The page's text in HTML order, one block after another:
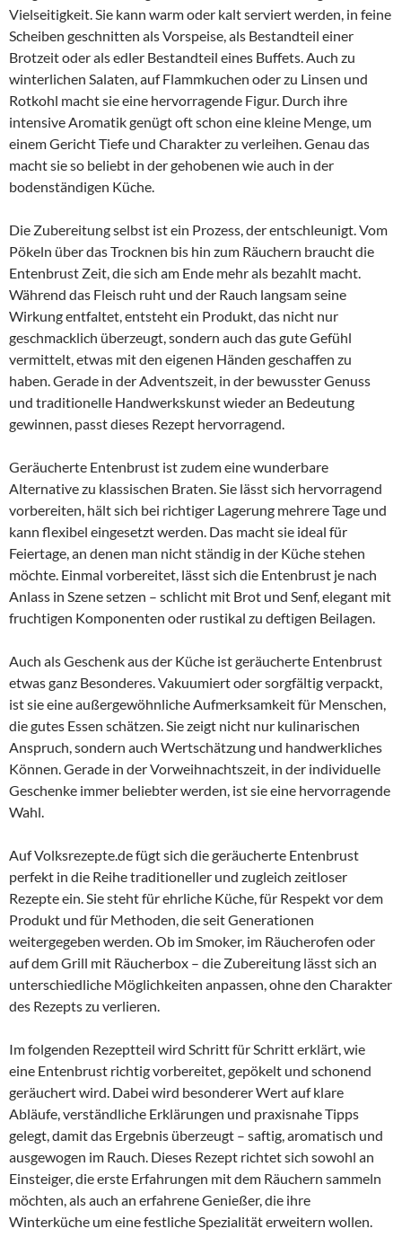
Vielseitigkeit. Sie kann warm oder kalt serviert werden, in feine
Scheiben geschnitten als Vorspeise, als Bestandteil einer
Brotzeit oder als edler Bestandteil eines Buffets. Auch zu
winterlichen Salaten, auf Flammkuchen oder zu Linsen und
Rotkohl macht sie eine hervorragende Figur. Durch ihre
intensive Aromatik genügt oft schon eine kleine Menge, um
einem Gericht Tiefe und Charakter zu verleihen. Genau das
macht sie so beliebt in der gehobenen wie auch in der
bodenständigen Küche.
Die Zubereitung selbst ist ein Prozess, der entschleunigt. Vom
Pökeln über das Trocknen bis hin zum Räuchern braucht die
Entenbrust Zeit, die sich am Ende mehr als bezahlt macht.
Während das Fleisch ruht und der Rauch langsam seine
Wirkung entfaltet, entsteht ein Produkt, das nicht nur
geschmacklich überzeugt, sondern auch das gute Gefühl
vermittelt, etwas mit den eigenen Händen geschaffen zu
haben. Gerade in der Adventszeit, in der bewusster Genuss
und traditionelle Handwerkskunst wieder an Bedeutung
gewinnen, passt dieses Rezept hervorragend.
Geräucherte Entenbrust ist zudem eine wunderbare
Alternative zu klassischen Braten. Sie lässt sich hervorragend
vorbereiten, hält sich bei richtiger Lagerung mehrere Tage und
kann flexibel eingesetzt werden. Das macht sie ideal für
Feiertage, an denen man nicht ständig in der Küche stehen
möchte. Einmal vorbereitet, lässt sich die Entenbrust je nach
Anlass in Szene setzen – schlicht mit Brot und Senf, elegant mit
fruchtigen Komponenten oder rustikal zu deftigen Beilagen.
Auch als Geschenk aus der Küche ist geräucherte Entenbrust
etwas ganz Besonderes. Vakuumiert oder sorgfältig verpackt,
ist sie eine außergewöhnliche Aufmerksamkeit für Menschen,
die gutes Essen schätzen. Sie zeigt nicht nur kulinarischen
Anspruch, sondern auch Wertschätzung und handwerkliches
Können. Gerade in der Vorweihnachtszeit, in der individuelle
Geschenke immer beliebter werden, ist sie eine hervorragende
Wahl.
Auf Volksrezepte.de fügt sich die geräucherte Entenbrust
perfekt in die Reihe traditioneller und zugleich zeitloser
Rezepte ein. Sie steht für ehrliche Küche, für Respekt vor dem
Produkt und für Methoden, die seit Generationen
weitergegeben werden. Ob im Smoker, im Räucherofen oder
auf dem Grill mit Räucherbox – die Zubereitung lässt sich an
unterschiedliche Möglichkeiten anpassen, ohne den Charakter
des Rezepts zu verlieren.
Im folgenden Rezeptteil wird Schritt für Schritt erklärt, wie
eine Entenbrust richtig vorbereitet, gepökelt und schonend
geräuchert wird. Dabei wird besonderer Wert auf klare
Abläufe, verständliche Erklärungen und praxisnahe Tipps
gelegt, damit das Ergebnis überzeugt – saftig, aromatisch und
ausgewogen im Rauch. Dieses Rezept richtet sich sowohl an
Einsteiger, die erste Erfahrungen mit dem Räuchern sammeln
möchten, als auch an erfahrene Genießer, die ihre
Winterküche um eine festliche Spezialität erweitern wollen.